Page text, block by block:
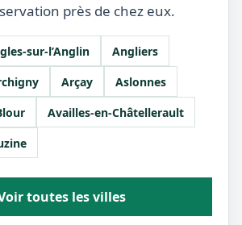
près de chez eux.
sur-l’Anglin
Angliers
Arçay
Aslonnes
Availles-en-Châtellerault
toutes les villes